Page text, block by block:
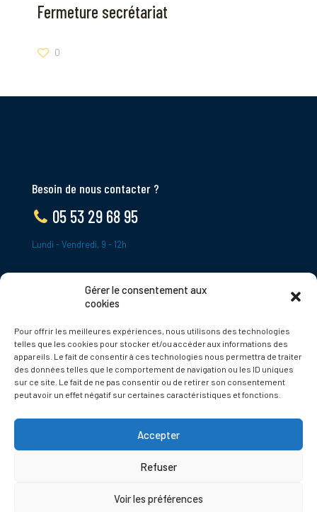
Gérer le consentement aux
cookies
Pour offrir les meilleures expériences, nous utilisons des technologies
telles que les cookies pour stocker et/ou accéder aux informations des
appareils. Le fait de consentir à ces technologies nous permettra de traiter
des données telles que le comportement de navigation ou les ID uniques
sur ce site. Le fait de ne pas consentir ou de retirer son consentement
peut avoir un effet négatif sur certaines caractéristiques et fonctions.
Accepter
Refuser
Voir les préférences
Fermeture secrétariat
0
Besoin de nous contacter ?
05 53 29 68 95
Lundi - Vendredi, 9 - 12h
24620 Tamniès
France
Politique de cookies
© 2025 Tamnies.fr